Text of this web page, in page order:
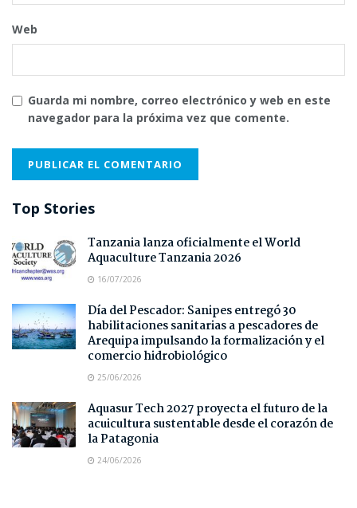
Web
Guarda mi nombre, correo electrónico y web en este
navegador para la próxima vez que comente.
Top Stories
Tanzania lanza oficialmente el World
Aquaculture Tanzania 2026
16/07/2026
Día del Pescador: Sanipes entregó 30
habilitaciones sanitarias a pescadores de
Arequipa impulsando la formalización y el
comercio hidrobiológico
25/06/2026
Aquasur Tech 2027 proyecta el futuro de la
acuicultura sustentable desde el corazón de
la Patagonia
24/06/2026